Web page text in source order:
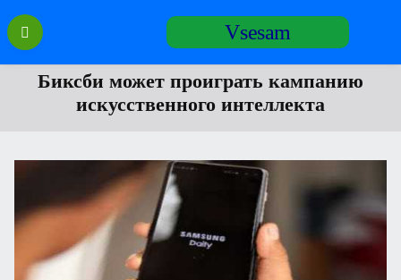
Перейти
содержанию
Vsesam
Биксби может проиграть кампанию
искусственного интеллекта